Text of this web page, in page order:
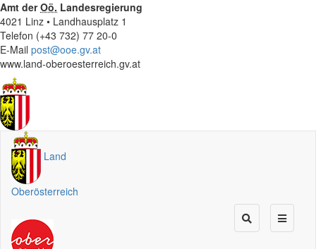
Amt derOö. Landesregierung
4021 Linz • Landhausplatz 1
Telefon (+43 732) 77 20-0
E-Mail post@ooe.gv.at
www.land-oberoesterreich.gv.at
Land
Oberösterreich